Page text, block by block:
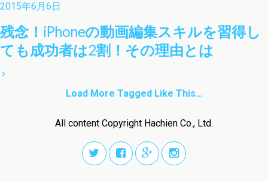
2015年6月6日
残念！iPhoneの動画編集スキルを習得し
ても成功者は2割！その理由とは
Load More Tagged Like This…
All content Copyright Hachien Co., Ltd.